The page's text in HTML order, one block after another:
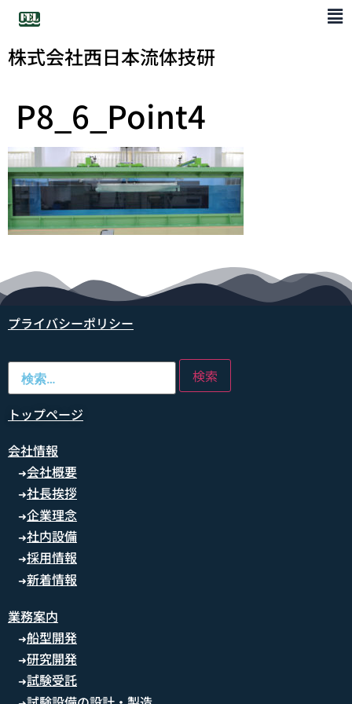
株式会社西日本流体技研
P8_6_Point4
プライバシーポリシー
トップページ
会社情報
➜会社概要
➜社長挨拶
➜企業理念
➜社内設備
➜採用情報
➜新着情報
業務案内
➜船型開発
➜研究開発
➜試験受託